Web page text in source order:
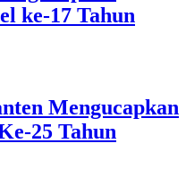
ke-17 Tahun
Mengucapkan
25 Tahun